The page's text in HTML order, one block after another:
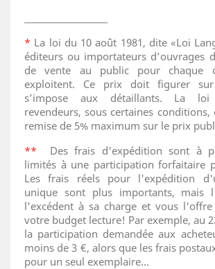
* La loi du 10 août 1981, dite «Loi
éditeurs ou importateurs d’ouvrages
de vente au public pour chaque
exploitent. Ce prix doit figurer
s’impose aux détaillants. La
revendeurs, sous certaines conditions,
remise de 5% maximum sur le prix
** Des frais d'expédition sont à
limités à une participation forfaitaire
Les frais réels pour l'expédition
unique sont plus importants, mais
l'excédent à sa charge et vous
votre budget lecture! Par exemple, au
la participation demandée aux
moins de 3 €, alors que les frais
pour un seul exemplaire…